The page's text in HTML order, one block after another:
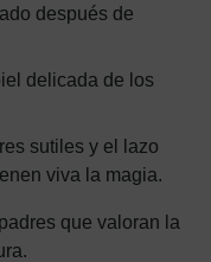
después de
delicada de los
sutiles y el lazo
viva la magia.
que valoran la